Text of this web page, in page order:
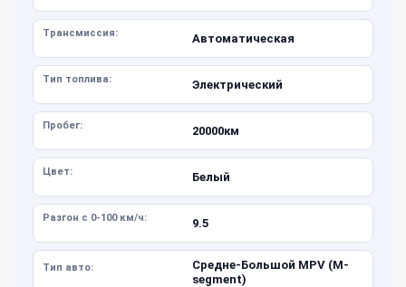
Трансмиссия: Автоматическая
Тип топлива: Электрический
Пробег: 20000км
Цвет: Белый
Разгон с 0-100 км/ч: 9.5
Тип авто:
Средне-Большой MPV (M-
segment)